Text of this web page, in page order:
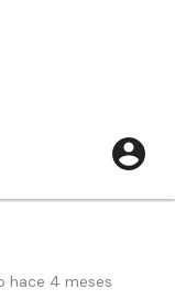
hace 4 meses